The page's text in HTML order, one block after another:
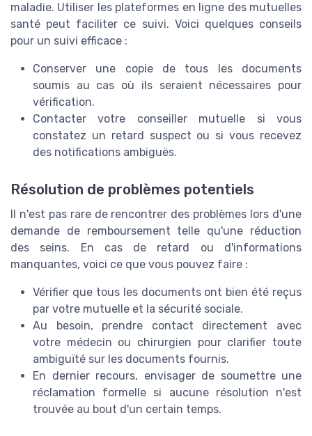
maladie. Utiliser les plateformes en ligne des mutuelles
santé peut faciliter ce suivi. Voici quelques conseils
pour un suivi efficace :
Conserver une copie de tous les documents
soumis au cas où ils seraient nécessaires pour
vérification.
Contacter votre conseiller mutuelle si vous
constatez un retard suspect ou si vous recevez
des notifications ambiguës.
Résolution de problèmes potentiels
Il n'est pas rare de rencontrer des problèmes lors d'une
demande de remboursement telle qu'une réduction
des seins. En cas de retard ou d'informations
manquantes, voici ce que vous pouvez faire :
Vérifier que tous les documents ont bien été reçus
par votre mutuelle et la sécurité sociale.
Au besoin, prendre contact directement avec
votre médecin ou chirurgien pour clarifier toute
ambiguïté sur les documents fournis.
En dernier recours, envisager de soumettre une
réclamation formelle si aucune résolution n'est
trouvée au bout d'un certain temps.